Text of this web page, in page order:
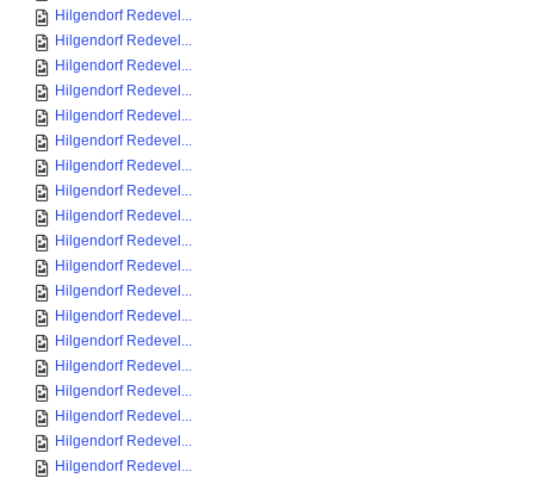
Hilgendorf Redevel...
Hilgendorf Redevel...
Hilgendorf Redevel...
Hilgendorf Redevel...
Hilgendorf Redevel...
Hilgendorf Redevel...
Hilgendorf Redevel...
Hilgendorf Redevel...
Hilgendorf Redevel...
Hilgendorf Redevel...
Hilgendorf Redevel...
Hilgendorf Redevel...
Hilgendorf Redevel...
Hilgendorf Redevel...
Hilgendorf Redevel...
Hilgendorf Redevel...
Hilgendorf Redevel...
Hilgendorf Redevel...
Hilgendorf Redevel...